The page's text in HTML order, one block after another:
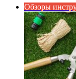
Обзоры